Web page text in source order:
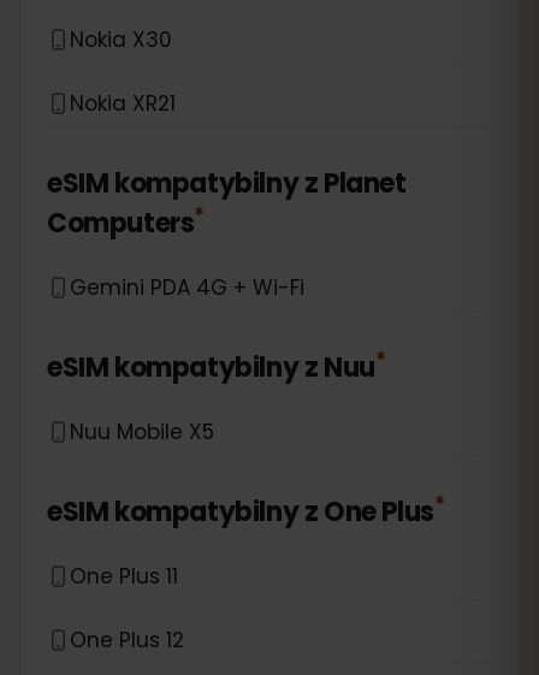
Nokia X30
Nokia XR21
eSIM kompatybilny zPlanet
Computers*
Gemini PDA 4G + Wi-Fi
eSIM kompatybilny zNuu*
Nuu Mobile X5
eSIM kompatybilny zOne Plus*
One Plus 11
One Plus 12